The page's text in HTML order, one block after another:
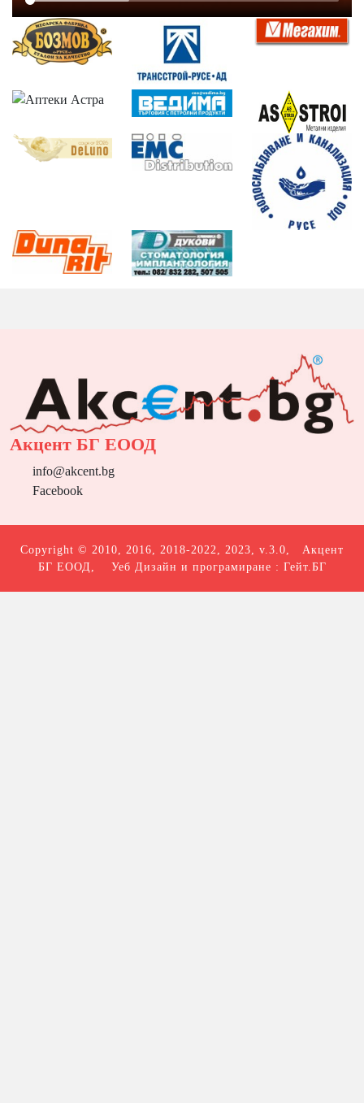
Акцент БГ ЕООД
info@akcent.bg
Facebook
Copyright © 2010, 2016, 2018-2022, 2023, v.3.0, Акцент
БГ ЕООД , Уеб Дизайн и програмиране : Гейт.БГ